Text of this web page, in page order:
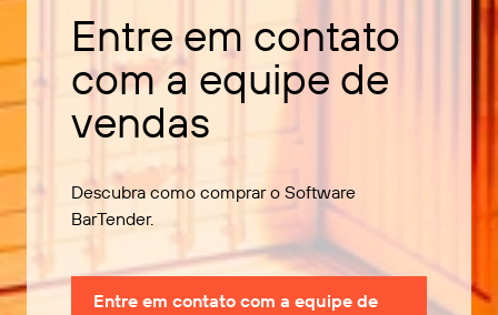
Entre em contato
com a equipe de
vendas
Descubra como comprar o Software
BarTender.
Entre em contato com a equipe de